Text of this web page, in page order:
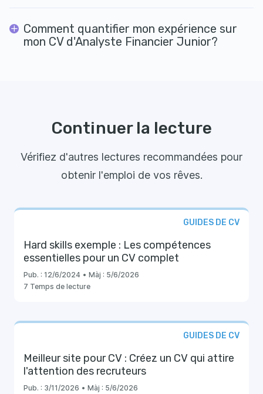
Comment quantifier mon expérience sur
mon CV d'Analyste Financier Junior?
Continuer la lecture
Vérifiez d'autres lectures recommandées pour
obtenir l'emploi de vos rêves.
GUIDES DE CV
Hard skills exemple : Les compétences
essentielles pour un CV complet
Pub. : 12/6/2024 • Màj : 5/6/2026
7 Temps de lecture
GUIDES DE CV
Meilleur site pour CV : Créez un CV qui attire
l'attention des recruteurs
Pub. : 3/11/2026 • Màj : 5/6/2026